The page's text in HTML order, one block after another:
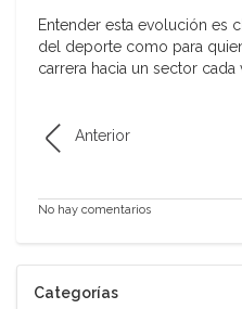
Entender esta evolución es
del deporte como para
carrera hacia un sector cada
Anterior
No hay comentarios
Categorías